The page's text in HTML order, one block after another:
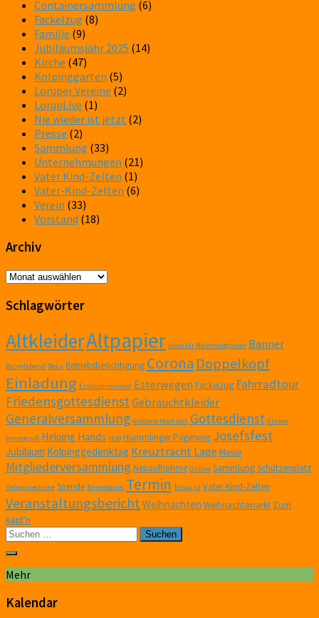
Containersammlung (6)
Fackelzug (8)
Familie (9)
Jubiläumsjahr 2025 (14)
Kirche (47)
Kolpinggarten (5)
Loruper Vereine (2)
LorupLive (1)
Nie wieder ist jetzt (2)
Presse (2)
Sammlung (33)
Unternehmungen (21)
Vater Kind-Zelten (1)
Vater-Kind-Zelten (6)
Verein (33)
Vorstand (18)
Archiv
Archiv
Schlagwörter
AltkleiderAltpapier Auch für Nichtmitglieder Banner
Bastelabend BeLu Betriebsbesichtigung Corona Doppelkopf
Einladung Erstkommunion Esterwegen Fackelzug Fahrradtour
FriedensgottesdienstGebrauchtkleider
Generalversammlung Goldene Hochzeit Gottesdienst Grillen
Heidegruß Helping Hands HöB Hümmlinger Pilgerweg Josefsfest
Jubiläum Kolpinggedenktag Kreuztracht Lage Messe
Mitgliederversammlung Neuaufnahme Online SammlungSchützenplatz
Seligsprechung Spende Tannebaum Termin Torwand Vater-Kind-Zelten
Veranstaltungsbericht Weihnachten Weihnachtsmarkt Zum
Käpt'n
Suchen
nach:
Mehr
Kalendar